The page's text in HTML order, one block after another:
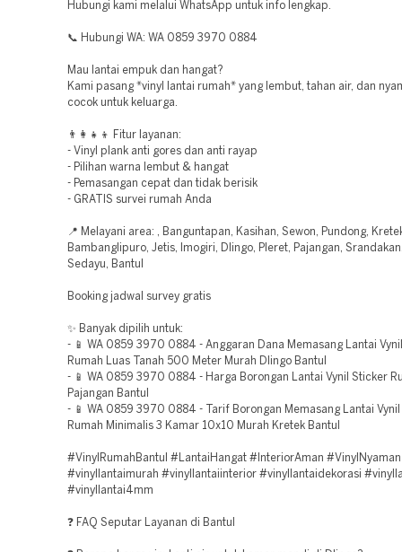
Hubungi kami melalui WhatsApp untuk info lengkap.
📞 Hubungi WA: WA 0859 3970 0884
Mau lantai empuk dan hangat?
Kami pasang *vinyl lantai rumah* yang lembut, tahan air, dan
cocok untuk keluarga.
👨‍👩‍👧‍👦 Fitur layanan:
- Vinyl plank anti gores dan anti rayap
- Pilihan warna lembut & hangat
- Pemasangan cepat dan tidak berisik
- GRATIS survei rumah Anda
📍 Melayani area: , Banguntapan, Kasihan, Sewon, Pundong,
Bambanglipuro, Jetis, Imogiri, Dlingo, Pleret, Pajangan,
Sedayu, Bantul
Booking jadwal survey gratis
✨ Banyak dipilih untuk:
- 📱 WA 0859 3970 0884 - Anggaran Dana Memasang Lantai
Rumah Luas Tanah 500 Meter Murah Dlingo Bantul
- 📱 WA 0859 3970 0884 - Harga Borongan Lantai Vynil Sticker
Pajangan Bantul
- 📱 WA 0859 3970 0884 - Tarif Borongan Memasang Lantai
Rumah Minimalis 3 Kamar 10x10 Murah Kretek Bantul
#VinylRumahBantul #LantaiHangat #InteriorAman #VinylNyaman
#vinyllantaimurah #vinyllantaiinterior #vinyllantaidekorasi
#vinyllantai4mm
❓ FAQ Seputar Layanan di Bantul